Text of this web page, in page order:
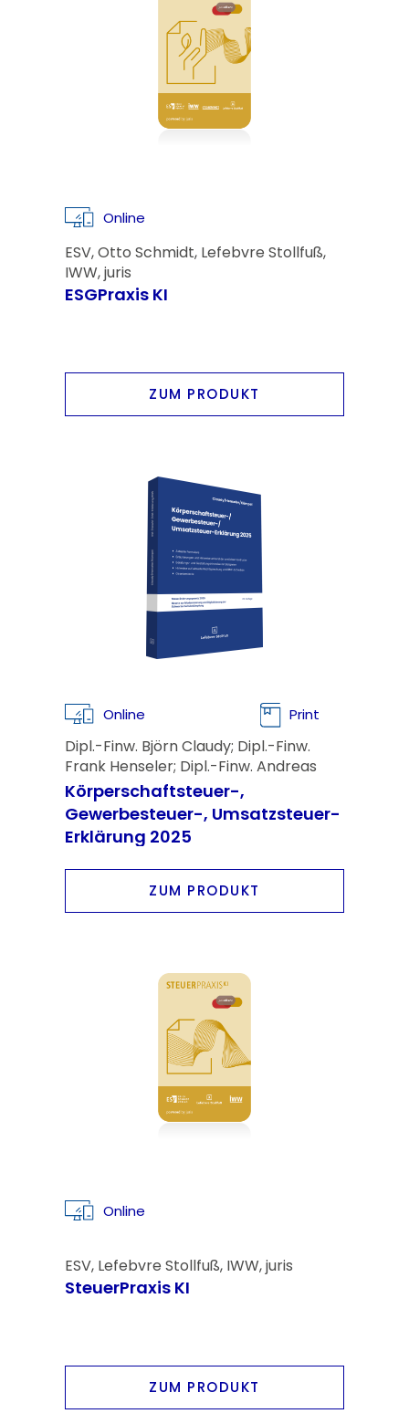
Online
ESV, Otto Schmidt, Lefebvre Stollfuß,
IWW, juris
ESGPraxis KI
ZUM PRODUKT
Online Print
Dipl.-Finw. Björn Claudy; Dipl.-Finw.
Frank Henseler; Dipl.-Finw. Andreas
Kümpel
Körperschaftsteuer-,
Gewerbesteuer-, Umsatzsteuer-
Erklärung 2025
ZUM PRODUKT
Online
ESV, Lefebvre Stollfuß, IWW, juris
SteuerPraxis KI
ZUM PRODUKT